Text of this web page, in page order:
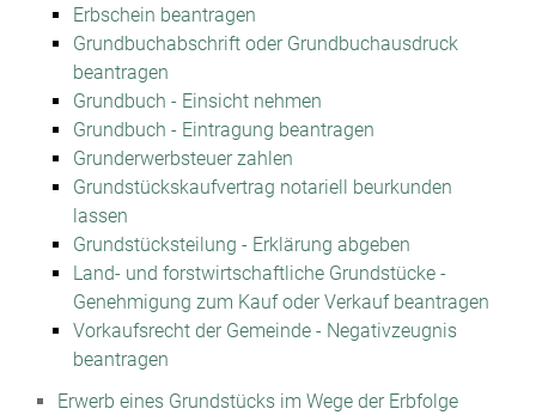
Erwerb eines Grundstücks im Wege der Erbfolge
Erbschein beantragen
Grundbuchabschrift oder Grundbuchausdruck
beantragen
Grundbuch - Einsicht nehmen
Grundbuch - Eintragung beantragen
Grunderwerbsteuer zahlen
Grundstückskaufvertrag notariell beurkunden
lassen
Grundstücksteilung - Erklärung abgeben
Land- und forstwirtschaftliche Grundstücke -
Genehmigung zum Kauf oder Verkauf beantragen
Vorkaufsrecht der Gemeinde - Negativzeugnis
beantragen